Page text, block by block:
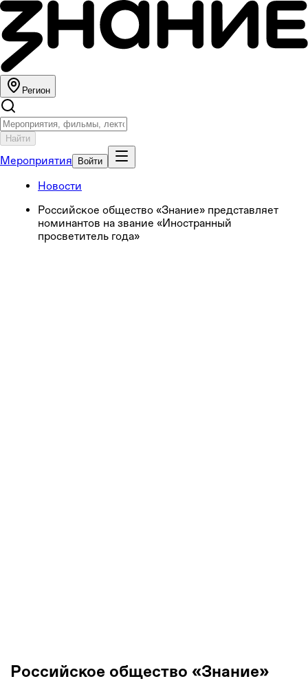
Регион
Найти
Мероприятия Войти
Новости
Российское общество «Знание» представляет
номинантов на звание «Иностранный
просветитель года»
Российское общество «Знание»